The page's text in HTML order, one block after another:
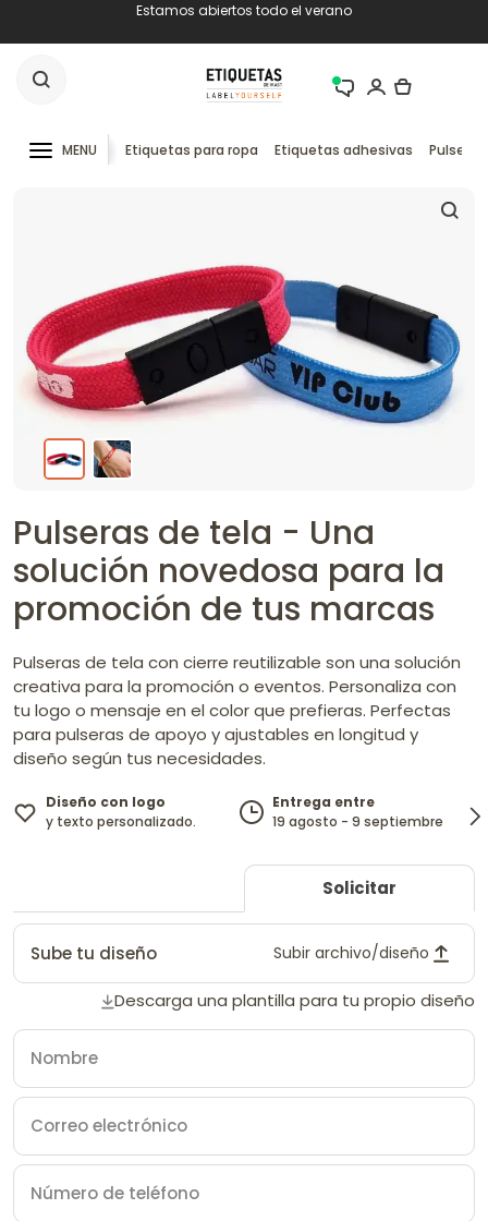
Estamos abiertos todo el verano
MENU Etiquetas para ropa Etiquetas adhesivas
Pulseras de tela - Una
solución novedosa para la
promoción de tus marcas
Pulseras de tela con cierre reutilizable son una solución
creativa para la promoción o eventos. Personaliza con
tu logo o mensaje en el color que prefieras. Perfectas
para pulseras de apoyo y ajustables en longitud y
diseño según tus necesidades.
Diseño con logo
y texto personalizado.
Entrega entre
19 agosto - 9 septiembre
Solicitar
Sube tu diseño Subir archivo/diseño
Descarga una plantilla para tu propio diseño